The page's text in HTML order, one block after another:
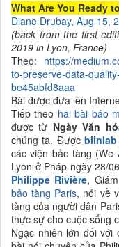
What Are You Ready
Diane Drubay, Aug 15,
(back from the first
2019 in Lyon, France)
Theo: https://
to-preserve-data-
be45abfd8aaa
Bài được đưa lên
Tiếp theo hai bài báo
được từ Ngày Văn
chúng ta. Đượcbiinlab
các viện bảo tàng (We
Lyon ở Pháp ngày 28/
Philippe Rivière,
bảo tàng Paris, nói về
tàng của người dân
thực sự cho cuộc sống
Ngạc nhiên lớn đối